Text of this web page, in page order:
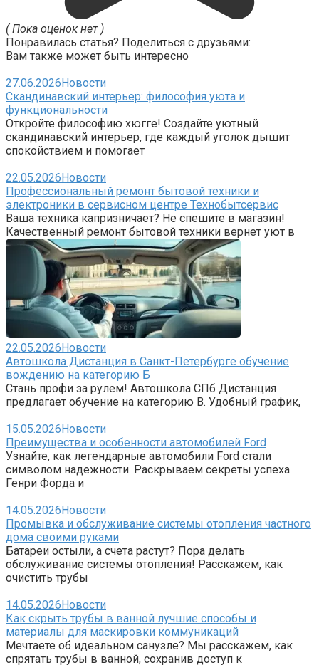
( Пока оценок нет )
Понравилась статья? Поделиться с друзьями:
Вам также может быть интересно
27.06.2026Новости
Скандинавский интерьер: философия уюта и
функциональности
Откройте философию хюгге! Создайте уютный
скандинавский интерьер, где каждый уголок дышит
спокойствием и помогает
22.05.2026Новости
Профессиональный ремонт бытовой техники и
электроники в сервисном центре Технобытсервис
Ваша техника капризничает? Не спешите в магазин!
Качественный ремонт бытовой техники вернет уют в
22.05.2026Новости
Автошкола Дистанция в Санкт-Петербурге обучение
вождению на категорию Б
Стань профи за рулем! Автошкола СПб Дистанция
предлагает обучение на категорию B. Удобный график,
15.05.2026Новости
Преимущества и особенности автомобилей Ford
Узнайте, как легендарные автомобили Ford стали
символом надежности. Раскрываем секреты успеха
Генри Форда и
14.05.2026Новости
Промывка и обслуживание системы отопления частного
дома своими руками
Батареи остыли, а счета растут? Пора делать
обслуживание системы отопления! Расскажем, как
очистить трубы
14.05.2026Новости
Как скрыть трубы в ванной лучшие способы и
материалы для маскировки коммуникаций
Мечтаете об идеальном санузле? Мы расскажем, как
спрятать трубы в ванной, сохранив доступ к